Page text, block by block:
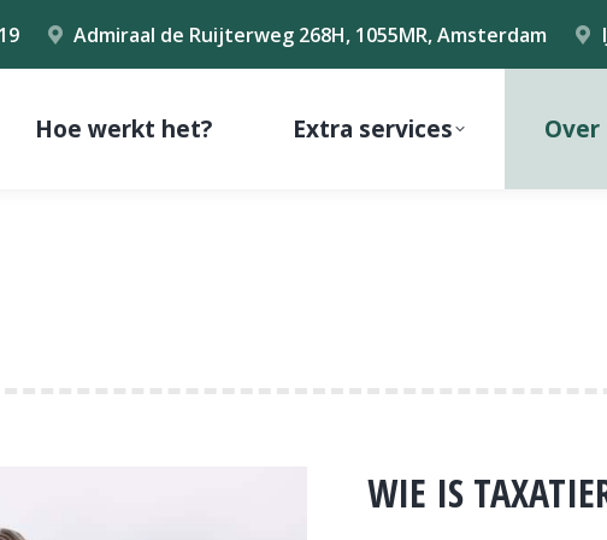
Admiraal de Ruijterweg 268H, 1055MR, Amsterdam
Hoe werkt het? Extra services Over
WIE IS